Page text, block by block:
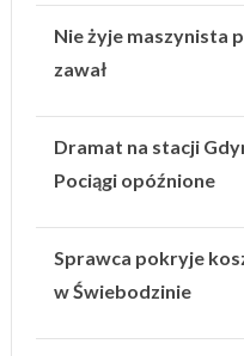
Nie żyje maszynista
zawał
Dramat na stacji
Pociągi opóźnione
Sprawca pokryje
w Świebodzinie